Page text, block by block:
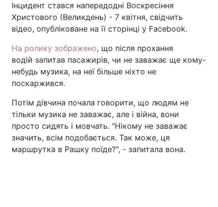
Інцидент стався напередодні Воскресіння
Христового (Великдень) - 7 квітня, свідчить
відео, опубліковане на її сторінці у Facebook.
На ролику зображено, що після прохання
водій запитав пасажирів, чи не заважає ще кому-
небудь музика, на неї більше ніхто не
поскаржився.
Потім дівчина почала говорити, що людям не
тільки музика не заважає, але і війна, вони
просто сидять і мовчать. "Нікому не заважає
значить, всім подобається. Так може, ця
маршрутка в Рашку поїде?", - запитала вона.